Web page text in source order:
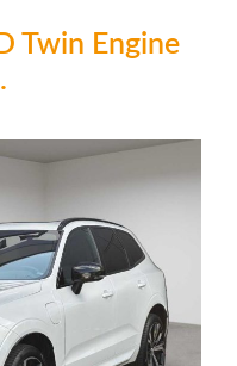
Twin Engine